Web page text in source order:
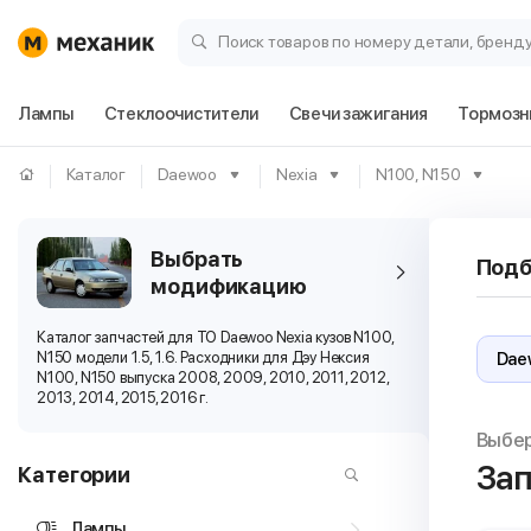
Поиск товаров по номеру детали,
Лампы Стеклоочистители Свечи зажигания
Каталог Daewoo Nexia N100, N150
Выбрать
модификацию
Каталог запчастей для ТО Daewoo Nexia кузов N100,
N150 модели 1.5, 1.6. Расходники для Дэу Нексия
N100, N150 выпуска 2008, 2009, 2010, 2011, 2012,
2013, 2014, 2015, 2016 г.
Категории